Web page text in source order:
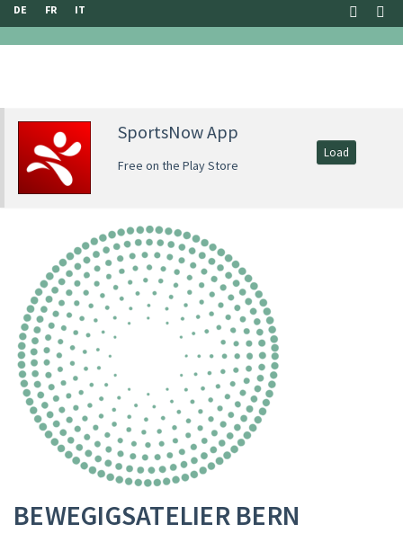
DE FR IT
SportsNow App
Free on the Play Store
Load
BEWEGIGSATELIER BERN